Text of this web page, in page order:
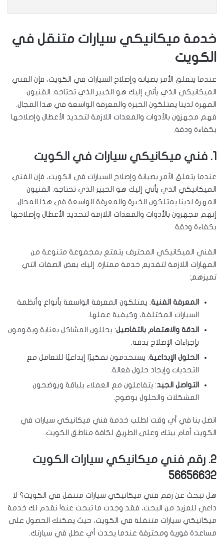
خدمة ميكانيكي سيارات متنقل في
الكويت
عندما يتعلق الأمر بصيانة وإصلاح السيارات في الكويت، فإن الفني
الميكانيكي الذي يأتي إليك هو الخبير الذي تحتاجه. الفنيون
المهرة لدينا يمتلكون الخبرة والمعرفة الواسعة في هذا المجال.
فهم مجهزون بالأدوات والمعدات اللازمة لتحديد الأعطال وإصلاحها
بكفاءة ودقة.
1. فني ميكانيكي سيارات في الكويت
عندما يتعلق الأمر بصيانة وإصلاح السيارات في الكويت، فإن الفني
الميكانيكي الذي يأتي إليك هو الخبير الذي تحتاجه. الفنيون
المهرة لدينا يمتلكون الخبرة والمعرفة الواسعة في هذا المجال.
إنهم مجهزون بالأدوات والمعدات اللازمة لتحديد الأعطال وإصلاحها
بكفاءة ودقة.
الفني الميكانيكي المحترف يتمتع بمجموعة متنوعة من
المهارات اللازمة لتقديم خدمة ممتازة. إليك بعض الصفات التي
تميزهم:
المعرفة الفنية: يمتلكون المعرفة الواسعة بأنواع وأنظمة
السيارات المختلفة، وكيفية عملها.
الدقة والاهتمام بالتفاصيل: يحللون المشاكل بعناية ويقومون
بإجراءات الإصلاح بدقة.
الحلول الإبداعية: يستخدمون تفكيرًا إبداعيًا للتعامل مع
التحديات وإيجاد حلول فعالة.
التواصل الجيد: يتفاعلون مع العملاء بلباقة ويوضحون
المشكلات والحلول بوضوح.
اتصل بنا في أي وقت لطلب خدمة فني ميكانيكي سيارات في
الكويت أمام بيتك وعلى الطريق لكافة مناطق الكويت.
2. رقم فني ميكانيكي سيارات الكويت
56656632
هل تبحث عن رقم فني ميكانيكي سيارات متنقل في الكويت؟ لا
داعي للمزيد من البحث، فقد وجدت ما تبحث عنه! نقدم لك خدمة
ميكانيكي سيارات متنقلة في الكويت، حيث يمكنك الحصول على
مساعدة فورية ومحترفة عندما يحدث أي عطل في سيارتك.